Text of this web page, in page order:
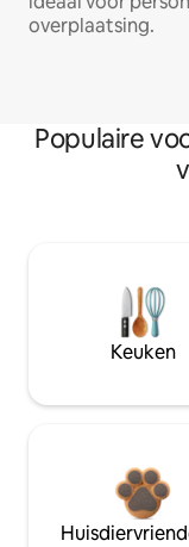
overplaatsing.
Populaire
Keuken